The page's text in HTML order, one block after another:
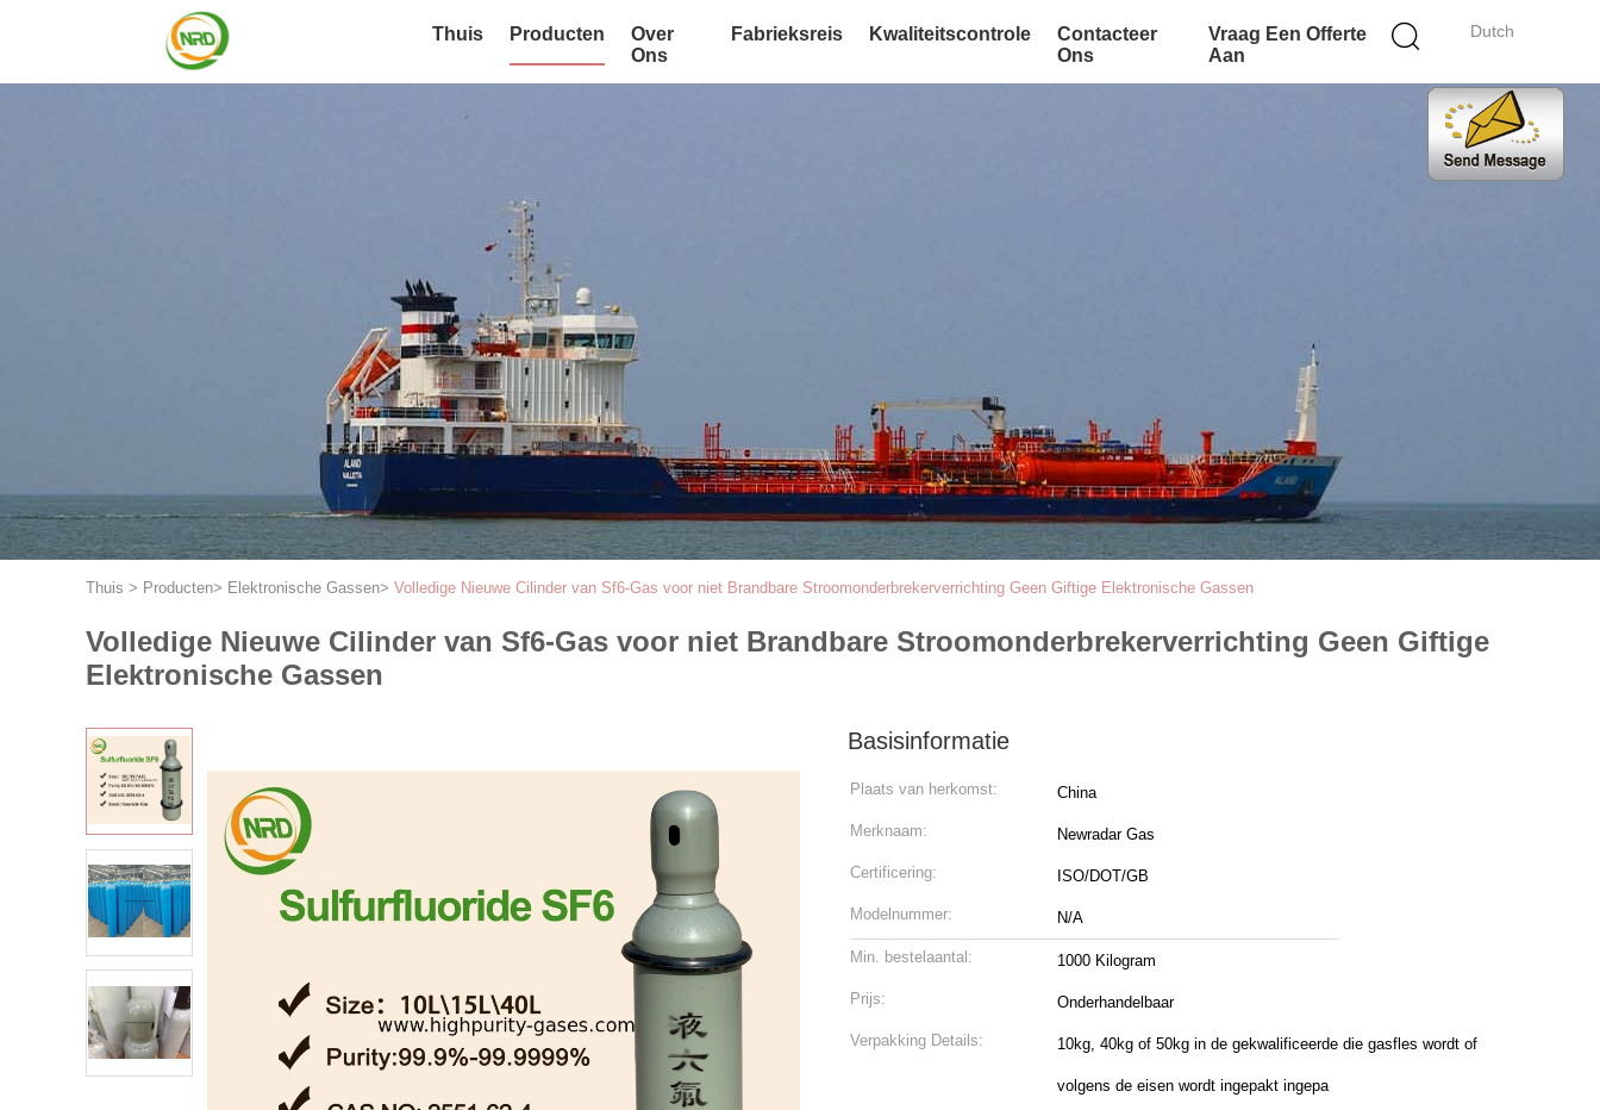
Dutch
Thuis Producten
Over
Ons
Fabrieksreis Kwaliteitscontrole
Contacteer
Ons
Vraag Een Offerte
Aan
Thuis > Producten> Elektronische Gassen> Volledige Nieuwe Cilinder van Sf6-Gas voor niet Brandbare Stroomonderbrekerverrichting Geen Giftige Elektronische Gassen
Volledige Nieuwe Cilinder van Sf6-Gas voor niet Brandbare Stroomonderbrekerverrichting Geen Giftige
Elektronische Gassen
Basisinformatie
Plaats van herkomst: China
Merknaam: Newradar Gas
Certificering: ISO/DOT/GB
Modelnummer: N/A
Min. bestelaantal: 1000 Kilogram
Prijs: Onderhandelbaar
Verpakking Details: 10kg, 40kg of 50kg in de gekwalificeerde die gasfles wordt of
volgens de eisen wordt ingepakt ingepa